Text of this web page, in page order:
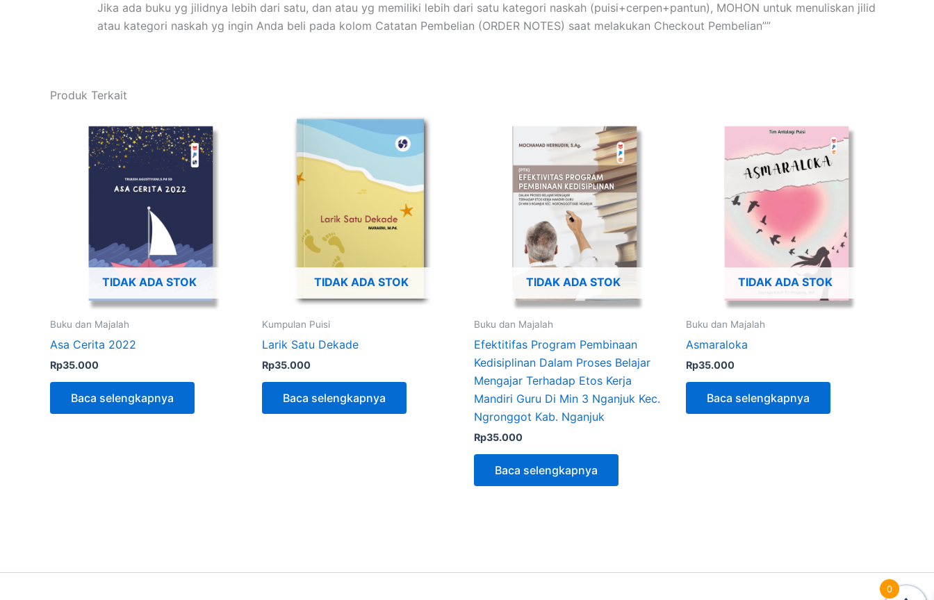
Jika ada buku yg jilidnya lebih dari satu, dan atau yg memiliki lebih dari satu kategori naskah (puisi+cerpen+pantun), MOHON untuk menuliskan jilid
atau kategori naskah yg ingin Anda beli pada kolom Catatan Pembelian (ORDER NOTES) saat melakukan Checkout Pembelian””
Produk Terkait
TIDAK ADA STOK
Buku dan Majalah
Asa Cerita 2022
Rp35.000
Baca selengkapnya
TIDAK ADA STOK
Kumpulan Puisi
Larik Satu Dekade
Rp35.000
Baca selengkapnya
TIDAK ADA STOK
Buku dan Majalah
Efektitifas Program Pembinaan
Kedisiplinan Dalam Proses Belajar
Mengajar Terhadap Etos Kerja
Mandiri Guru Di Min 3 Nganjuk Kec.
Ngronggot Kab. Nganjuk
Rp35.000
Baca selengkapnya
TIDAK ADA STOK
Buku dan Majalah
Asmaraloka
Rp35.000
Baca selengkapnya
0